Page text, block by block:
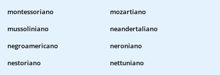
montessoriano
mozartiano
mussoliniano
neandertaliano
negroamericano
neroniano
nestoriano
nettuniano